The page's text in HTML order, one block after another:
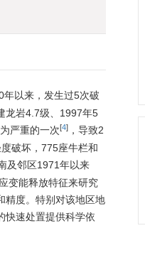
年以来，发生过5次破
龙岩4.7级、1997年5
严重的一次[4] ，导致2
破坏，775座牛栏和
及邻区1971年以来
变能释放特征来研究
精度。特别对该地区地
快速处置提供科学依